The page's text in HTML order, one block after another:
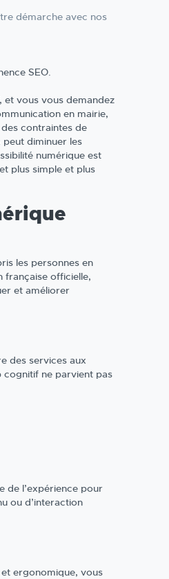
démarche avec nos
SEO.
et vous vous demandez
en mairie,
contraintes de
peut diminuer les
numérique est
plus simple et plus
les personnes en
française officielle,
et améliorer
des services aux
cognitif ne parvient pas
de l’expérience pour
ou d’interaction
ergonomique, vous